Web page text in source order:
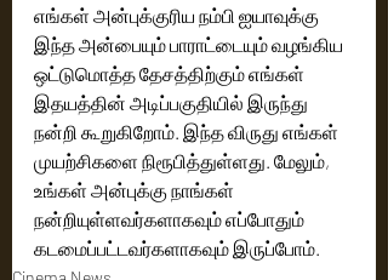
எங்கள் அன்புக்குரிய நம்பி ஐயாவுக்கு
இந்த அன்பையும் பாராட்டையும் வழங்கிய
ஒட்டுமொத்த தேசத்திற்கும் எங்கள்
இதயத்தின் அடிப்பகுதியில் இருந்து
நன்றி கூறுகிறோம். இந்த விருது எங்கள்
முயற்சிகளை நிரூபித்துள்ளது. மேலும்,
உங்கள் அன்புக்கு நாங்கள்
நன்றியுள்ளவர்களாகவும் எப்போதும்
கடமைப்பட்டவர்களாகவும் இருப்போம்.